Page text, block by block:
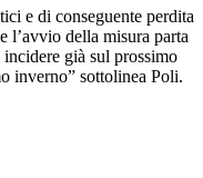
e di conseguente perdita
l’avvio della misura parta
già sul prossimo
inverno” sottolinea Poli.